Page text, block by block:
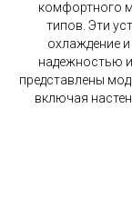
комфортного
типов. Эти
охлаждение
надежностью
представлены
включая